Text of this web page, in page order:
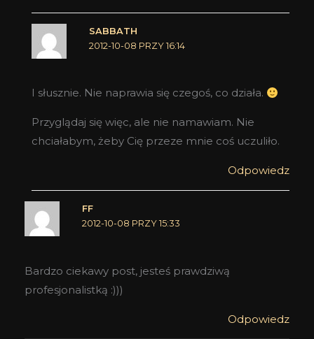
SABBATH
2012-10-08 PRZY 16:14
I słusznie. Nie naprawia się czegoś, co działa.
Przyglądaj się więc, ale nie namawiam. Nie
chciałabym, żeby Cię przeze mnie coś uczuliło.
Odpowiedz
FF
2012-10-08 PRZY 15:33
Bardzo ciekawy post, jesteś prawdziwą
profesjonalistką :)))
Odpowiedz